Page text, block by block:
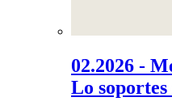
02.2026 -
Lo